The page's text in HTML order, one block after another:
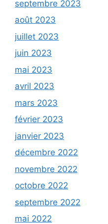
septembre 2023
août 2023
juillet 2023
juin 2023
mai 2023
avril 2023
mars 2023
février 2023
janvier 2023
décembre 2022
novembre 2022
octobre 2022
septembre 2022
mai 2022